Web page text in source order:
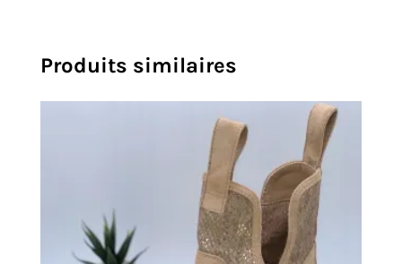
Produits similaires